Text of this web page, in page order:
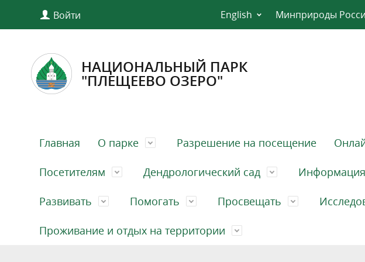
Войти English Минприроды
НАЦИОНАЛЬНЫЙ ПАРК
"ПЛЕЩЕЕВО ОЗЕРО"
Главная О парке Разрешение на посещение
Посетителям Дендрологический сад Информация
Развивать Помогать Просвещать
Проживание и отдых на территории